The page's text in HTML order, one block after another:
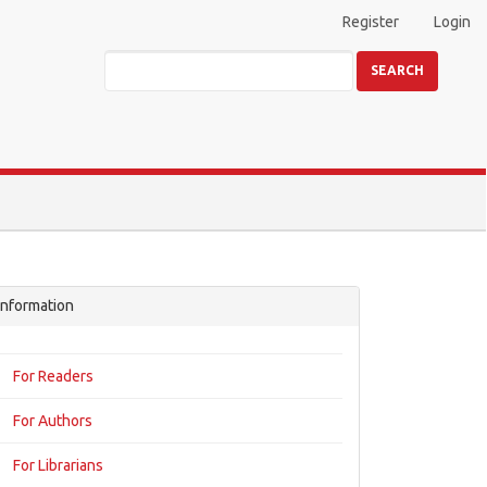
Register Login
SEARCH
For Readers
For Authors
For Librarians